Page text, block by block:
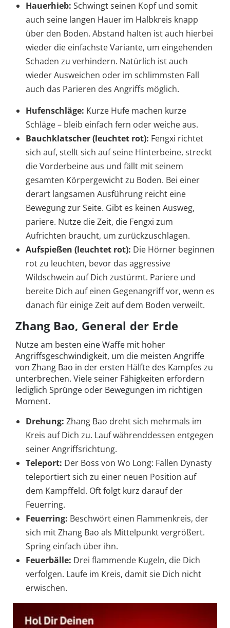
Hauerhieb: Schwingt seinen Kopf und somit
auch seine langen Hauer im Halbkreis knapp
über den Boden. Abstand halten ist auch hierbei
wieder die einfachste Variante, um eingehenden
Schaden zu verhindern. Natürlich ist auch
wieder Ausweichen oder im schlimmsten Fall
auch das Parieren des Angriffs möglich.
Hufenschläge: Kurze Hufe machen kurze
Schläge – bleib einfach fern oder weiche aus.
Bauchklatscher (leuchtet rot): Fengxi richtet
sich auf, stellt sich auf seine Hinterbeine, streckt
die Vorderbeine aus und fällt mit seinem
gesamten Körpergewicht zu Boden. Bei einer
derart langsamen Ausführung reicht eine
Bewegung zur Seite. Gibt es keinen Ausweg,
pariere. Nutze die Zeit, die Fengxi zum
Aufrichten braucht, um zurückzuschlagen.
Aufspießen (leuchtet rot): Die Hörner beginnen
rot zu leuchten, bevor das aggressive
Wildschwein auf Dich zustürmt. Pariere und
bereite Dich auf einen Gegenangriff vor, wenn es
danach für einige Zeit auf dem Boden verweilt.
Zhang Bao, General der Erde
Nutze am besten eine Waffe mit hoher
Angriffsgeschwindigkeit, um die meisten Angriffe
von Zhang Bao in der ersten Hälfte des Kampfes zu
unterbrechen. Viele seiner Fähigkeiten erfordern
lediglich Sprünge oder Bewegungen im richtigen
Moment.
Drehung: Zhang Bao dreht sich mehrmals im
Kreis auf Dich zu. Lauf währenddessen entgegen
seiner Angriffsrichtung.
Teleport: Der Boss von Wo Long: Fallen Dynasty
teleportiert sich zu einer neuen Position auf
dem Kampffeld. Oft folgt kurz darauf der
Feuerring.
Feuerring: Beschwört einen Flammenkreis, der
sich mit Zhang Bao als Mittelpunkt vergrößert.
Spring einfach über ihn.
Feuerbälle: Drei flammende Kugeln, die Dich
verfolgen. Laufe im Kreis, damit sie Dich nicht
erwischen.